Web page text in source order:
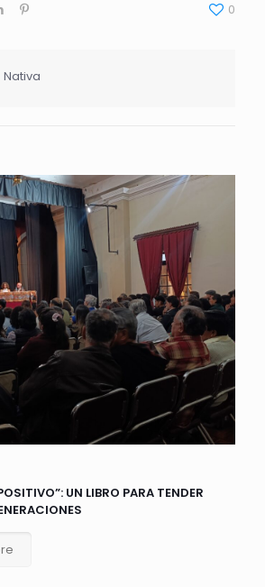
0
Nativa
UN LIBRO PARA TENDER